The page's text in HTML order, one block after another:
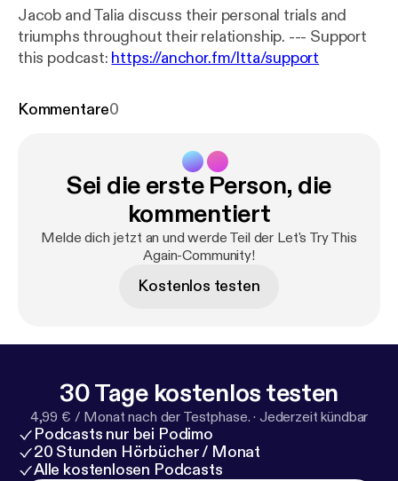
Jacob and Talia discuss their personal trials and
triumphs throughout their relationship. --- Support
this podcast: https://anchor.fm/ltta/support
Kommentare0
Sei die erste Person, die
kommentiert
Melde dich jetzt an und werde Teil der Let's Try This
Again-Community!
Kostenlos testen
30 Tage kostenlos testen
4,99 € / Monat nach der Testphase. · Jederzeit kündbar
Podcasts nur bei Podimo
20 Stunden Hörbücher / Monat
Alle kostenlosen Podcasts